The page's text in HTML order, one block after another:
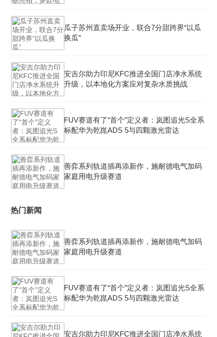
瓜子苏州直卖场开业，联合7分甜跨界“以瓜
换瓜”
安吉尔助力印尼KFC推进全国门店净水系统
升级，以本地化方案应对复杂水质挑战
FUV赛道有了“首个”定义者：岚图追光S全系
标配华为乾崑ADS 5与四颗激光雷达
善弈系列轨道插再添新作，施耐德电气加码
家庭用电升级赛道
热门新闻
善弈系列轨道插再添新作，施耐德电气加码
家庭用电升级赛道
FUV赛道有了“首个”定义者：岚图追光S全系
标配华为乾崑ADS 5与四颗激光雷达
安吉尔助力印尼KFC推进全国门店净水系统